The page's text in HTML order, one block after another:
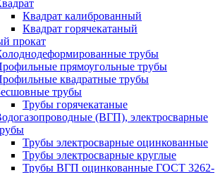
Квадрат калиброванный
Квадрат горячекатаный
прокат
трубы
прямоугольные трубы
квадратные трубы
трубы
Трубы горячекатаные
(ВГП), электросварные
Трубы электросварные оцинкованные
Трубы электросварные круглые
Трубы ВГП оцинкованные ГОСТ 3262-